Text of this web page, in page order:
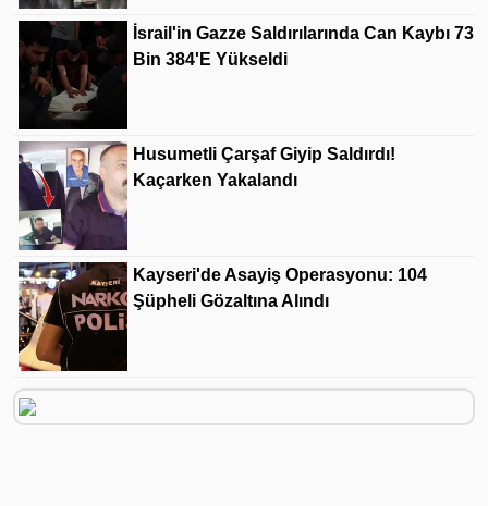
İsrail'in Gazze Saldırılarında Can Kaybı 73
Bin 384'e Yükseldi
Husumetli Çarşaf Giyip Saldırdı!
Kaçarken Yakalandı
Kayseri'de Asayiş Operasyonu: 104
Şüpheli Gözaltına Alındı